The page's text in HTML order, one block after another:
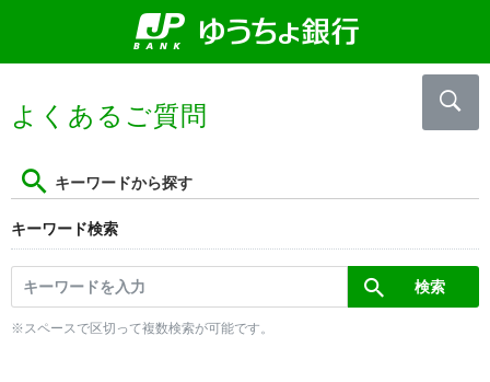
よくあるご質問
キーワードから探す
キーワード検索
※スペースで区切って複数検索が可能です。